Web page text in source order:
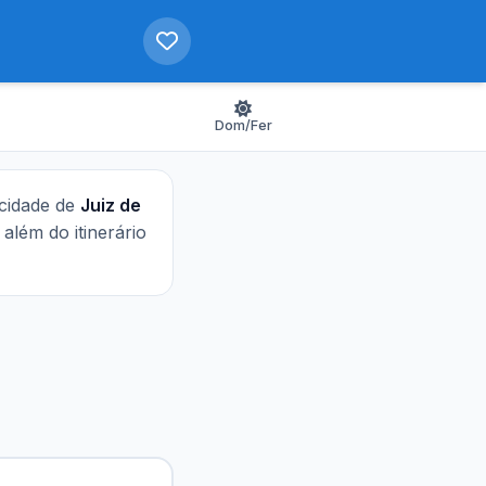
Dom/Fer
de Juiz de
além do itinerário